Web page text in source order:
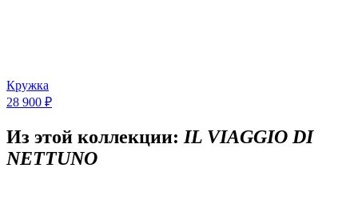
Кружка
28 900 ₽
Из этой коллекции:IL VIAGGIO DI
NETTUNO